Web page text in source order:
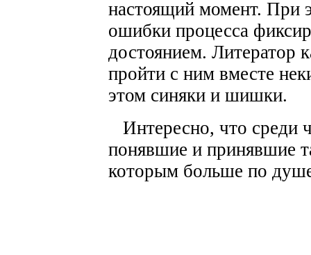
настоящий момент. При
ошибки процесса
достоянием. Литератор
пройти с ним вместе
этом синяки и шишки.
Интересно, что среди
понявшие и принявшие
которым больше по душе